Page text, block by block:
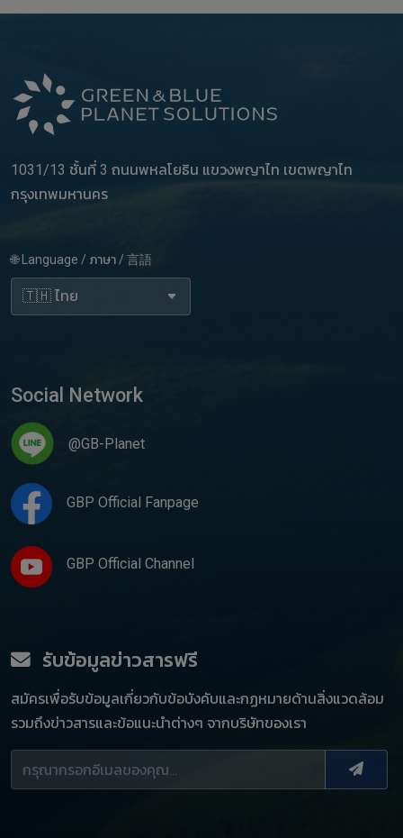
1031/13 ชั้นที่ 3 ถนนพหลโยธิน แขวงพญาไท เขตพญาไท
กรุงเทพมหานคร
🌐 Language / ภาษา / 言語
Social Network
@GB-Planet
GBP Official Fanpage
GBP Official Channel
รับข้อมูลข่าวสารฟรี
สมัครเพื่อรับข้อมูลเกี่ยวกับข้อบังคับและกฏหมายด้านสิ่งแวดล้อม
รวมถึงข่าวสารและข้อแนะนำต่างๆ จากบริษัทของเรา